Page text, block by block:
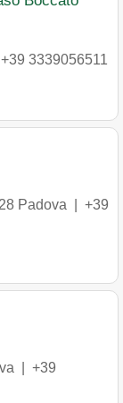
+39 3339056511
Padova
+39
+39